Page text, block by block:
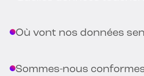
Où vont nos données
Sommes-nous